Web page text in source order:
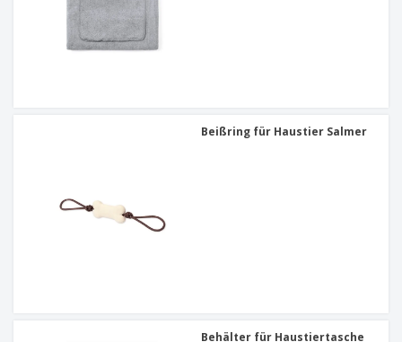
Beißring für Haustier Salmer
Behälter für Haustiertasche